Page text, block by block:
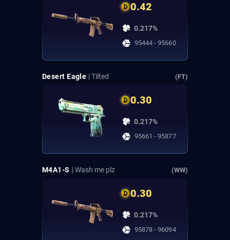
0.42
0.217%
95444 - 95660
Desert Eagle | Tilted (FT)
0.30
0.217%
95661 - 95877
M4A1-S | Wash me plz (WW)
0.30
0.217%
95878 - 96094